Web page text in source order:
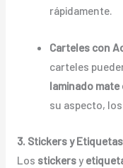
rápidamente.
Carteles con
carteles
laminado
su aspecto,
3. Stickers y
Los stickersy